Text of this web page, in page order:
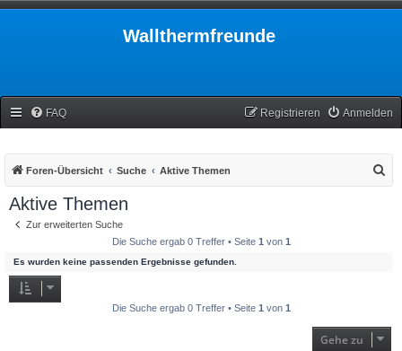
Wallthermfreunde
FAQ Anmelden
Registrieren
Foren-Übersicht Suche Aktive Themen
Aktive Themen
Zur erweiterten Suche
Die Suche ergab 0 Treffer • Seite 1 von 1
Es wurden keine passenden Ergebnisse gefunden.
Die Suche ergab 0 Treffer • Seite 1 von 1
Gehe zu